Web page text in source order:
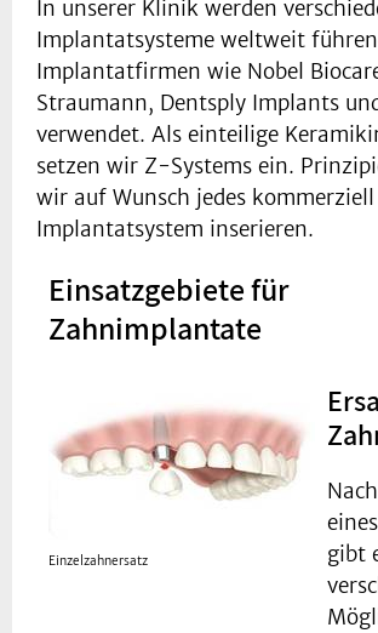
In unserer Klinik werden
Implantatsysteme weltweit
Implantatfirmen wie Nobel
Straumann, Dentsply Implants
verwendet. Als einteilige
setzen wir Z-Systems ein.
wir auf Wunsch jedes
Implantatsystem inserieren.
Einsatzgebiete für
Zahnimplantate
Einzelzahnersatz
gibt